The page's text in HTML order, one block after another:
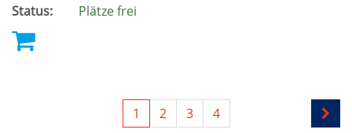
Status:
Plätze frei
1 2 3 4